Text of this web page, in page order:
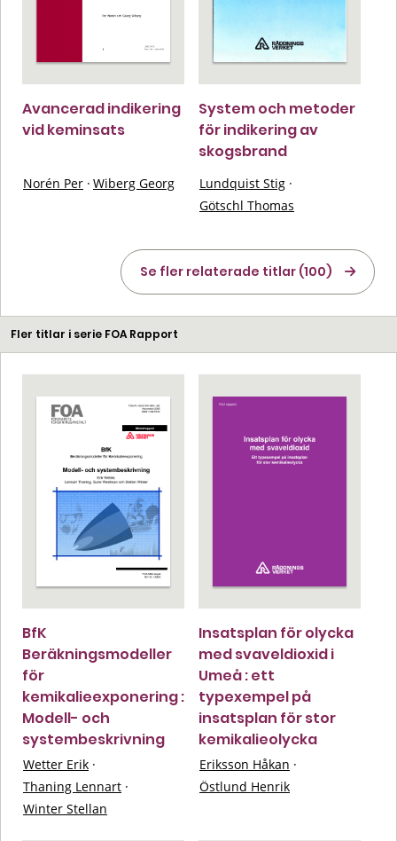
Avancerad indikering
vid keminsats
Norén Per · Wiberg Georg
System och metoder
för indikering av
skogsbrand
Lundquist Stig ·
Götschl Thomas
Se fler relaterade titlar (100)
Fler titlar i serie FOA Rapport
BfK
Beräkningsmodeller
för
kemikalieexponering :
Modell- och
systembeskrivning
Wetter Erik ·
Thaning Lennart ·
Winter Stellan
Insatsplan för olycka
med svaveldioxid i
Umeå : ett
typexempel på
insatsplan för stor
kemikalieolycka
Eriksson Håkan ·
Östlund Henrik